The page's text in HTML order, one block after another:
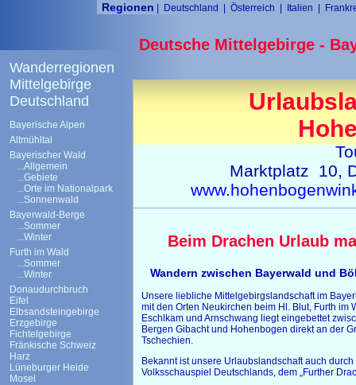
Regionen Deutschland Österreich Italien
Wanderregionen
Mittelgebirge
Deutschland
Bayerische Alpen
Altmühltal
Bayerischer Wald
...Allgemein
...Gebiete
...Orte im Nationalpark
...Sonnenwald
Bayerwald-Berge
...Sommer
...Winter
Furth im Wald
...Sommer
...Winter
Donaudurchbruch
Eifel
Elbsandsteingebirge
Erzgebirge
Fichtelgebirge
Fränkische Schweiz
Harz
Lüneburger Heide
Mosel
Deutsche Mittelgebirge -
Marktplatz 10,
Beim Drachen Urlaub
Wandern zwischen Bayerwald und
Unsere liebliche Mittelgebirgslandschaft im
mit den Orten Neukirchen beim Hl. Blut, Furth im
Eschlkam und Arnschwang liegt eingebettet
Bergen Gibacht und Hohenbogen direkt an der
Tschechien.
Bekannt ist unsere Urlaubslandschaft auch durch
Volksschauspiel Deutschlands, dem „Further